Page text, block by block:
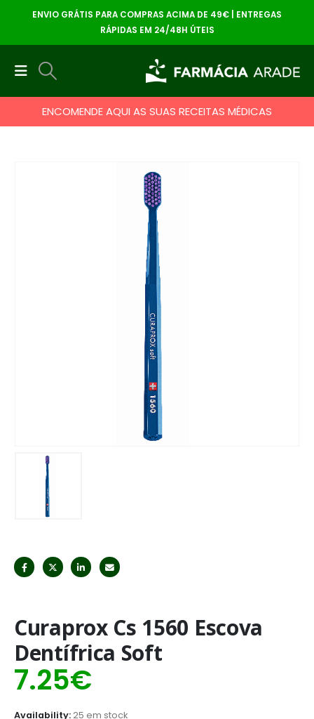
ENVIO GRÁTIS PARA COMPRAS ACIMA DE 49€ | ENTREGAS
RÁPIDAS EM 24/48H ÚTEIS
ENCOMENDE AQUI AS SUAS RECEITAS MÉDICAS
Curaprox Cs 1560 Escova
Dentífrica Soft
7.25€
Availability:25 em stock